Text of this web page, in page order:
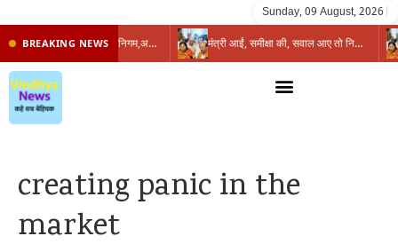
Sunday, 09 August, 2026
BREAKING NEWS प्रभारी मंत्री के निशाने पर नगर निगम,अफसरों को 10 दिन का अल्टीमेटम,नहीं होगी कार्रवाई, महापौर-आयुक्त के बीच सौहार्दहीनता पर मंत्री ने उठाए सवाल मंत्री आईं, समीक्षा की, सवाल आए तो निकल गईं – खाली जयंत चौंकीं पर नहीं दिया जवाब
creating panic in the
market